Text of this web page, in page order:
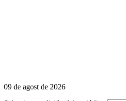
09 de agost de 2026